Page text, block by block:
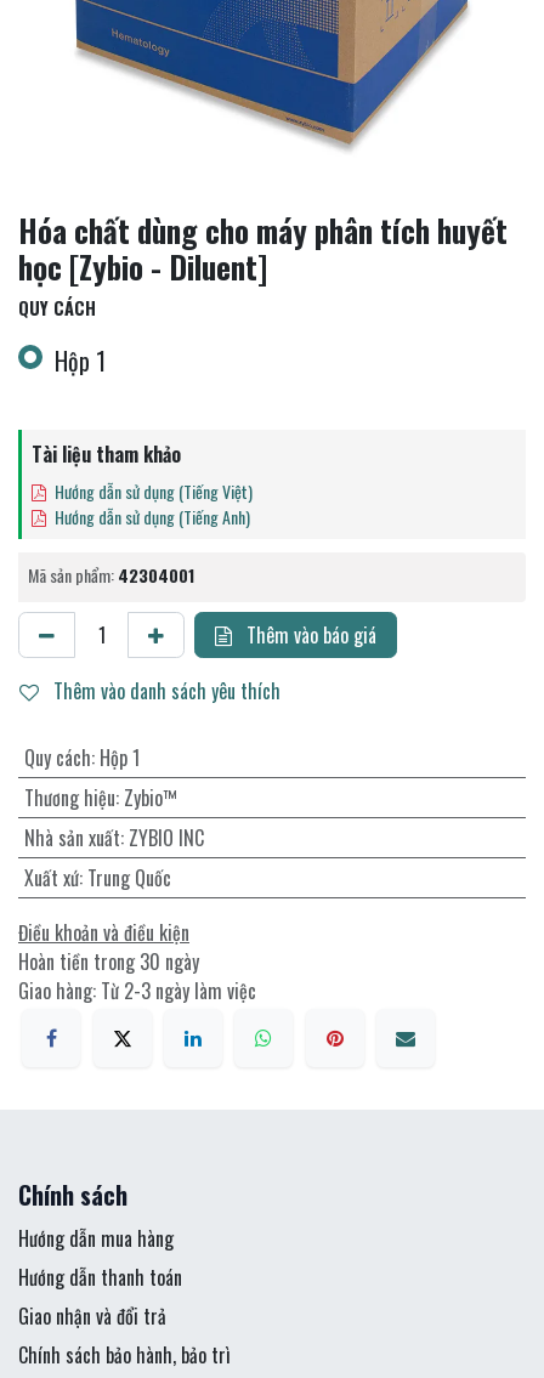
Hóa chất dùng cho máy phân tích huyết
học [Zybio - Diluent]
QUY CÁCH
Hộp 1
Tài liệu tham khảo
Hướng dẫn sử dụng (Tiếng Việt)
Hướng dẫn sử dụng (Tiếng Anh)
Mã sản phẩm:42304001
Thêm vào báo giá
Thêm vào danh sách yêu thích
Quy cách: Hộp 1
Thương hiệu: Zybio™
Nhà sản xuất: ZYBIO INC
Xuất xứ: Trung Quốc
Điều khoản và điều kiện
Hoàn tiền trong 30 ngày
Giao hàng: Từ 2-3 ngày làm việc
Chính sách
Hướng dẫn mua hàng
Hướng dẫn thanh toán
Giao nhận và đổi trả
Chính sách bảo hành, bảo trì